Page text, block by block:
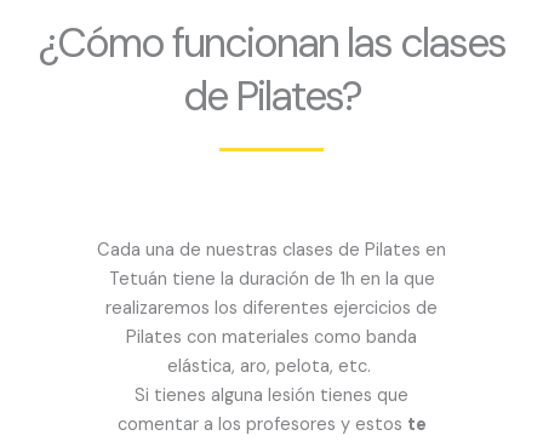
¿Cómo funcionan las clases
de Pilates?
Cada una de nuestras clases de Pilates en
Tetuán tiene la duración de 1h en la que
realizaremos los diferentes ejercicios de
Pilates con materiales como banda
elástica, aro, pelota, etc.
Si tienes alguna lesión tienes que
comentar a los profesores y estos te